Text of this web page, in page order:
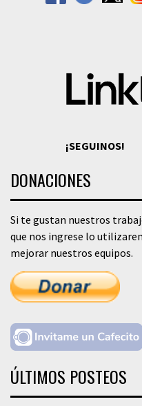
¡SEGUINOS!
DONACIONES
Si te gustan nuestros
que nos ingrese lo
mejorar nuestros equipos.
ÚLTIMOS POSTEOS